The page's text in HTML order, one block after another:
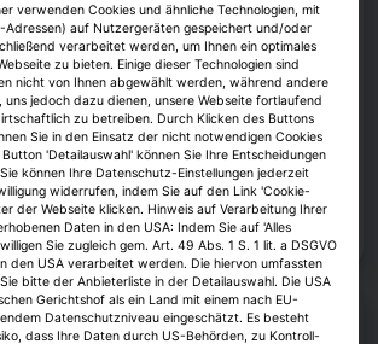
leitet die Münchner
Planungsreferat. Der bisherige
der Stadt, Thomas Hobohm, wird künftig die
leiten. Das bestätigte Münchens
Krause.
August 2026
Zum Artikel
verwenden Cookies und ähnliche Technologien, mit
Adressen) auf Nutzergeräten gespeichert und/oder
verarbeitet werden, um Ihnen ein optimales
zu bieten. Einige dieser Technologien sind
nicht von Ihnen abgewählt werden, während andere
jedoch dazu dienen, unsere Webseite fortlaufend
zu betreiben. Durch Klicken des Buttons
Sie in den Einsatz der nicht notwendigen Cookies
'Detailauswahl' können Sie Ihre Entscheidungen
können Ihre Datenschutz-Einstellungen jederzeit
widerrufen, indem Sie auf den Link 'Cookie-
der Webseite klicken. Hinweis auf Verarbeitung Ihrer
Daten in den USA: Indem Sie auf 'Alles
Sie zugleich gem. Art. 49 Abs. 1 S. 1 lit. a DSGVO
den USA verarbeitet werden. Die hiervon umfassten
bitte der Anbieterliste in der Detailauswahl. Die USA
Gerichtshof als ein Land mit einem nach EU-
Datenschutzniveau eingeschätzt. Es besteht
dass Ihre Daten durch US-Behörden, zu Kontroll-